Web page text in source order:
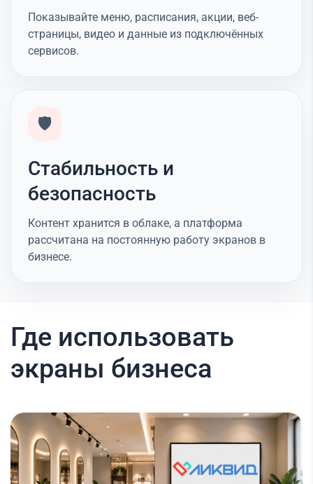
Показывайте меню, расписания, акции, веб-
страницы, видео и данные из подключённых
сервисов.
🛡️
Стабильность и
безопасность
Контент хранится в облаке, а платформа
рассчитана на постоянную работу экранов в
бизнесе.
Где использовать
экраны бизнеса